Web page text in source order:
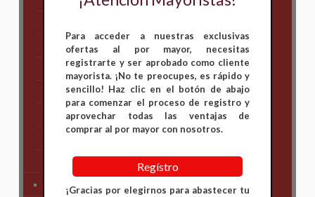
Honda
KAWASAKI
KTM
Suzuki
Yamaha
Tren Delantero
Para acceder a nuestras exclusivas
ofertas al por mayor, necesitas
registrarte y ser aprobado como cliente
mayorista. ¡No te preocupes, es rápido y
sencillo! Haz clic en el botón de abajo
para comenzar el proceso de registro y
aprovechar todas las ventajas de
comprar al por mayor con nosotros.
Regístro
¡Gracias por elegirnos para abastecer tu